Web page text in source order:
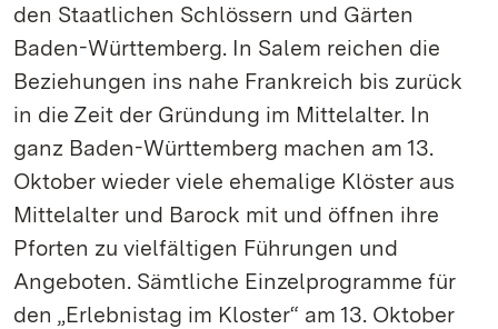
den Staatlichen Schlössern und Gärten
Baden-Württemberg. In Salem reichen die
Beziehungen ins nahe Frankreich bis zurück
in die Zeit der Gründung im Mittelalter. In
ganz Baden-Württemberg machen am 13.
Oktober wieder viele ehemalige Klöster aus
Mittelalter und Barock mit und öffnen ihre
Pforten zu vielfältigen Führungen und
Angeboten. Sämtliche Einzelprogramme für
den „Erlebnistag im Kloster“ am 13. Oktober